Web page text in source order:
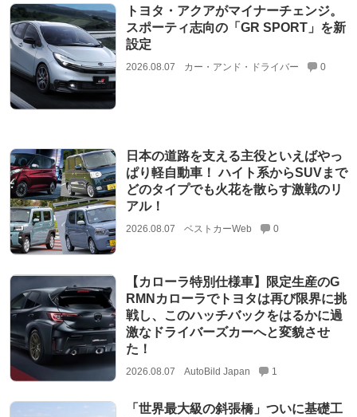
トヨタ・アクアがマイナーチェンジ。
スポーティ志向の「GR SPORT」を新
設定
2026.08.07 カー・アンド・ドライバー 0
日本の道路を支える主役といえばやっ
ぱり軽自動車！ ハイト系からSUVまで
どのタイプでも火花を散らす激戦のリ
アル！
2026.08.07 ベストカーWeb 0
【カローラ特別仕様車】限定生産のG
RMNカローラでトヨタは再び限界に挑
戦し、このハッチバックをはるかに過
激なドライバーズカーへと変貌させ
た！
2026.08.07 AutoBild Japan 1
「世界最大級の斜張橋」ついに基礎工